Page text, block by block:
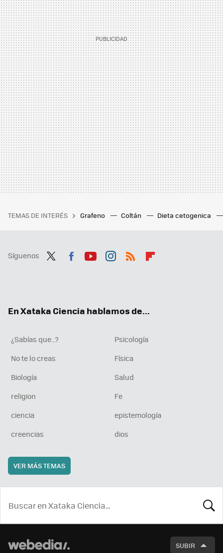
TEMAS DE INTERÉS Grafeno Coltán Dieta cetogenica
Síguenos
En Xataka Ciencia hablamos de...
¿Sabías que...?
Psicología
No te lo creas
Física
Biología
Salud
religion
Fe
ciencia
epistemología
creencias
dios
VER MÁS TEMAS
SUBIR